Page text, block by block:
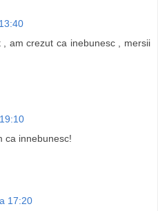
am crezut ca inebunesc , mersii
ca innebunesc!
17:20